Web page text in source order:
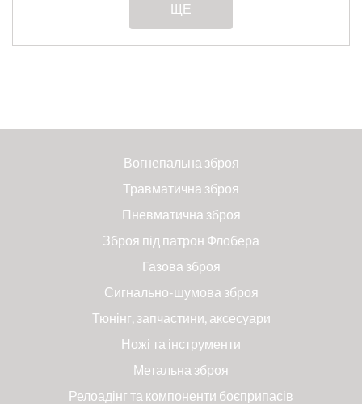
ЩЕ
Вогнепальна зброя
Травматична зброя
Пневматична зброя
Зброя під патрон Флобера
Газова зброя
Сигнально-шумова зброя
Тюнінг, запчастини, аксесуари
Ножі та інструменти
Метальна зброя
Релоадінг та компоненти боєприпасів